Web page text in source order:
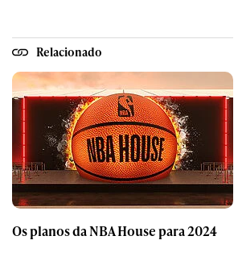
Relacionado
Os planos da NBA House para 2024